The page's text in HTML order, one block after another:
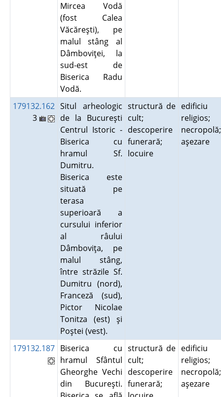
Mircea Vodă
(fost Calea
Văcăreşti), pe
malul stâng al
Dâmboviţei, la
sud-est de
Biserica Radu
Vodă.
179132.162
3
Situl arheologic
de la Bucureşti
Centrul Istoric -
Biserica cu
hramul Sf.
Dumitru.
Biserica este
situată pe
terasa
superioară a
cursului inferior
al râului
Dâmboviţa, pe
malul stâng,
între străzile Sf.
Dumitru (nord),
Franceză (sud),
Pictor Nicolae
Tonitza (est) şi
Poştei (vest).
structură de
cult;
descoperire
funerară;
locuire
edificiu
religios;
necropolă;
aşezare
179132.187 Biserica cu
hramul Sfântul
Gheorghe Vechi
din Bucureşti.
structură de
cult;
descoperire
funerară;
edificiu
religios;
necropolă;
aşezare